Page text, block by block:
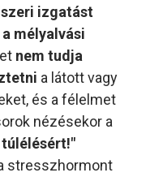
izgatást
mélyalvási
nem tudja
a látott vagy
és a félelmet
nézésekor a
stresszhormont